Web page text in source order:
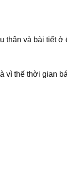
thận và bài tiết ở
vì thế thời gian